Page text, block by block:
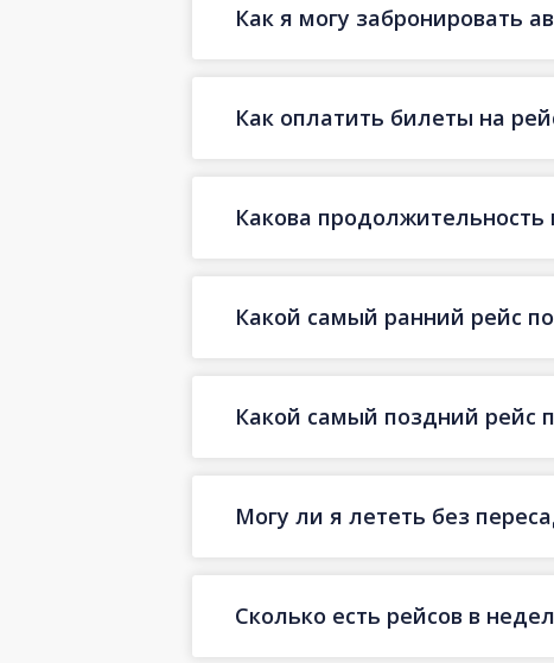
Как я могу забронировать
Как оплатить билеты на
Какова
Какой самый ранний рейс
Какой самый поздний рейс
Могу ли я лететь без
Сколько есть рейсов в